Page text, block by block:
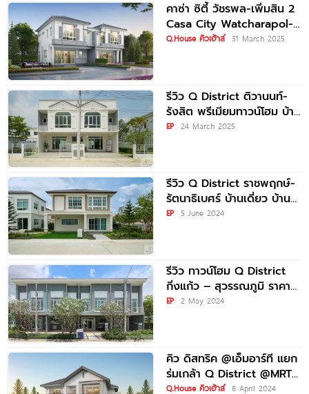
คาซ่า ซิตี้ วัชรพล-เพิ่มสิน 2
Casa City Watcharapol-
Permsin 2 ทาวน์โฮมและบ้าน
Q.House คิวเฮ้าส์ 31 March 2025
รีวิว Q District ติวานนท์-
รังสิต พรีเมียมทาวน์โฮม บ้าน
แฝด และบ้านเดี่ยวสไตล์
EP 24 March 2025
รีวิว Q District ราชพฤกษ์-
รัตนาธิเบศร์ บ้านเดี่ยว บ้าน
แฝด และพรีเมียมทาวน์โฮม
EP 5 June 2024
รีวิว ทาวน์โฮม Q District
กิ่งแก้ว – สุวรรณภูมิ ราคา
เริ่มต้นที่ 2.89 ล้านบาท
EP 2 May 2024
คิว ดิสทริค @เอ็มอาร์ที แยก
ร่มเกล้า Q District @MRT
Yaek Rom Klao
Q.House คิวเฮ้าส์ 8 April 2024